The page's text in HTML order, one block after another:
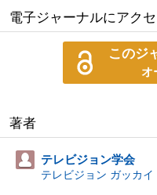
電子ジャーナルにアク
このジ
オ
著者
テレビジョン学会
テレビジョン ガッカイ